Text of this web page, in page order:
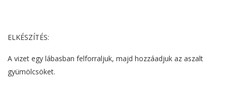
ELKÉSZÍTÉS:
A vizet egy lábasban felforraljuk, majd hozzáadjuk az aszalt
gyümölcsöket.